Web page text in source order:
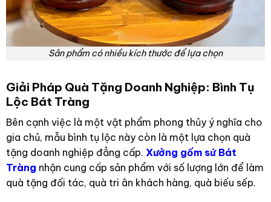
Sản phẩm có nhiều kích thước để lựa chọn
Giải Pháp Quà Tặng Doanh Nghiệp: Bình Tụ
Lộc Bát Tràng
Bên cạnh việc là một vật phẩm phong thủy ý nghĩa cho
gia chủ, mẫu bình tụ lộc này còn là một lựa chọn quà
tặng doanh nghiệp đẳng cấp. Xưởng gốm sứ Bát
Tràng nhận cung cấp sản phẩm với số lượng lớn để làm
quà tặng đối tác, quà tri ân khách hàng, quà biếu sếp.